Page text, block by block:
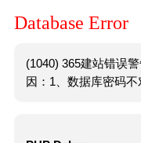
Database Error
(1040) 365建站错误
因：1、数据库密码不